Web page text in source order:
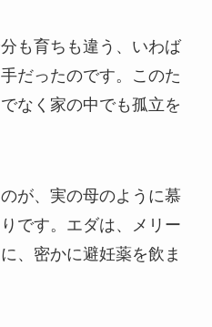
も育ちも違う、いわば
だったのです。このた
なく家の中でも孤立を
が、実の母のように慕
です。エダは、メリー
、密かに避妊薬を飲ま